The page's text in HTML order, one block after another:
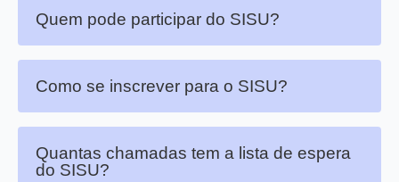
Quem pode participar do SISU?
Como se inscrever para o SISU?
Quantas chamadas tem a lista de espera
do SISU?